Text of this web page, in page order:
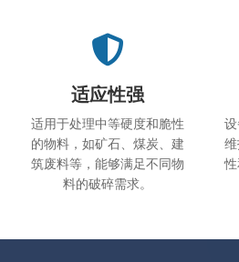
适应性强
适用于处理中等硬度和脆性
的物料，如矿石、煤炭、建
筑废料等，能够满足不同物
料的破碎需求。